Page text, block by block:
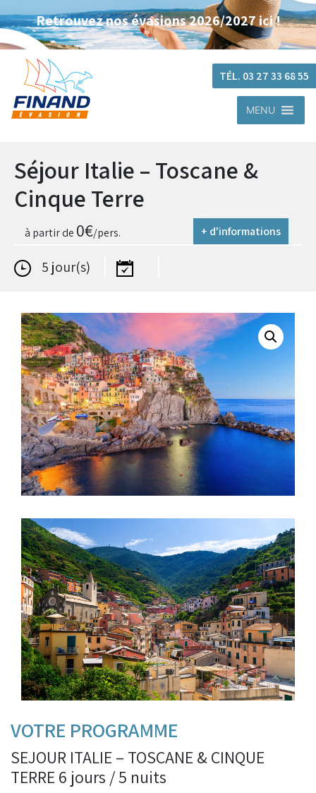
Retrouvez nos évasions 2026/2027 ici !
TÉL. 03 27 33 68 55
MENU
Séjour Italie – Toscane &
Cinque Terre
à partir de 0€/pers. + d'informations
5 jour(s)
VOTRE PROGRAMME
SEJOUR ITALIE – TOSCANE & CINQUE
TERRE 6 jours / 5 nuits